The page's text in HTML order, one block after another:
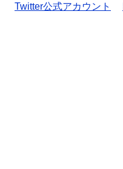
Twitter公式アカウント